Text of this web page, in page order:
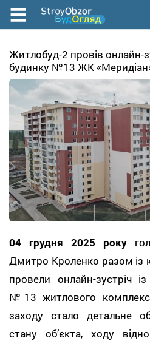
Перейти
до
вмісту
Житлобуд-2 провів онлайн-
будинку №13 ЖК
04 грудня 2025 року
Дмитро Кроленко разом із
провели онлайн-зустріч
№13 житлового
заходу стало детальне
стану об’єкта, ходу